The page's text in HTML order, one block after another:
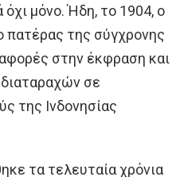
μόνο. Ήδη, το 1904, ο
πατέρας της σύγχρονης
στην έκφραση και
σε
της Ινδονησίας
τα τελευταία χρόνια